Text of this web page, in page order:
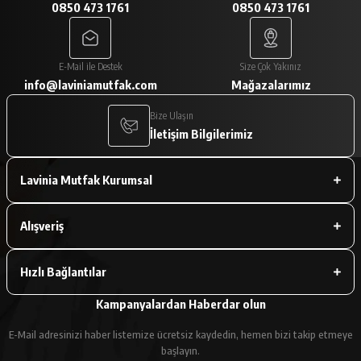
A... V... | 29/01/2026
Paketleme çok iyiydi. Ürünler tam
istediğimiz gibiydi.
A... V... | 29/01/2026
Deneyimini Paylaş
0850 473 1761 0850 473 1761
E-Mail ile Destek
info@laviniamutfak.com
Size Çok Yakınız
Mağazalarımız
Bize Ulaşın
İletişim Bilgilerimiz
Lavinia Mutfak Kurumsal
Alışveriş
Hızlı Bağlantılar
Kampanyalardan Haberdar olun
E-Mail adresinizi haber listemize ücretsiz kaydedin, hemen bizi takip etmeye
başlayın.